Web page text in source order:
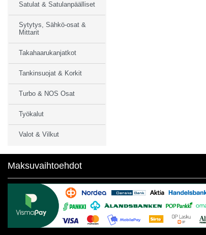
Satulat & Satulanpäälliset
Sytytys, Sähkö-osat &
Mittarit
Takahaarukanjatkot
Tankinsuojat & Korkit
Turbo & NOS Osat
Työkalut
Valot & Vilkut
Maksuvaihtoehdot